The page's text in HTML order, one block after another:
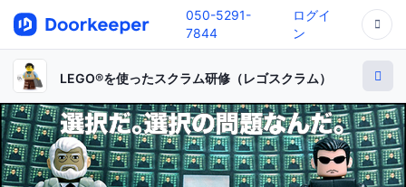
050-5291-
7844
ログイ
ン
LEGO®を使ったスクラム研修（レゴスクラム）